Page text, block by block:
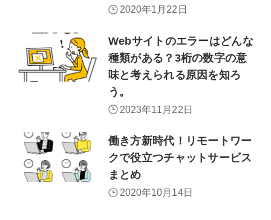
2020年1月22日
Webサイトのエラーはどんな
種類がある？3桁の数字の意
味と考えられる原因を知ろ
う。
2023年11月22日
働き方新時代！リモートワー
クで役立つチャットサービス
まとめ
2020年10月14日